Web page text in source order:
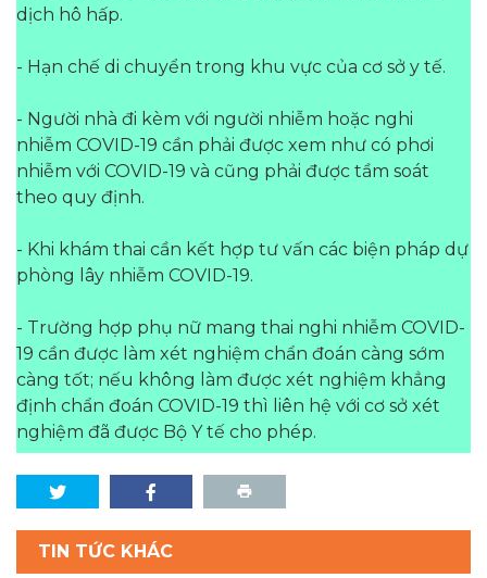
dịch hô hấp.
- Hạn chế di chuyển trong khu vực của cơ sở y tế.
- Người nhà đi kèm với người nhiễm hoặc nghi
nhiễm COVID-19 cần phải được xem như có phơi
nhiễm với COVID-19 và cũng phải được tầm soát
theo quy định.
- Khi khám thai cần kết hợp tư vấn các biện pháp dự
phòng lây nhiễm COVID-19.
- Trường hợp phụ nữ mang thai nghi nhiễm COVID-
19 cần được làm xét nghiệm chẩn đoán càng sớm
càng tốt; nếu không làm được xét nghiệm khẳng
định chẩn đoán COVID-19 thì liên hệ với cơ sở xét
nghiệm đã được Bộ Y tế cho phép.
TIN TỨC KHÁC